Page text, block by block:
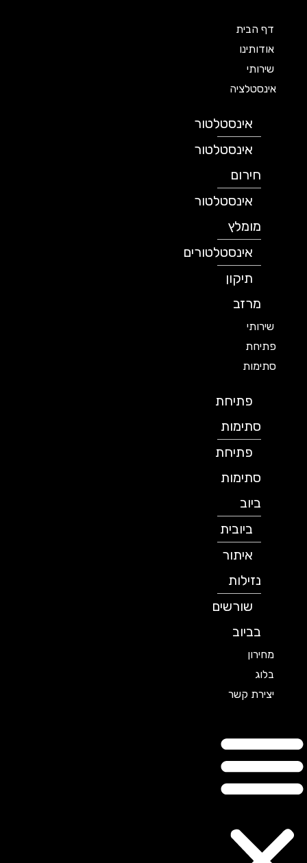
דף הבית
אודותינו
שירותי
אינסטלציה
אינסטלטור
אינסטלטור
חירום
אינסטלטור
מומלץ
אינסטלטורים
תיקון
מרזב
שירותי
פתיחת
סתימות
פתיחת
סתימות
פתיחת
סתימות
ביובית
איתור
נזילות
שורשים
בביוב
מחירון
יצירת קשר